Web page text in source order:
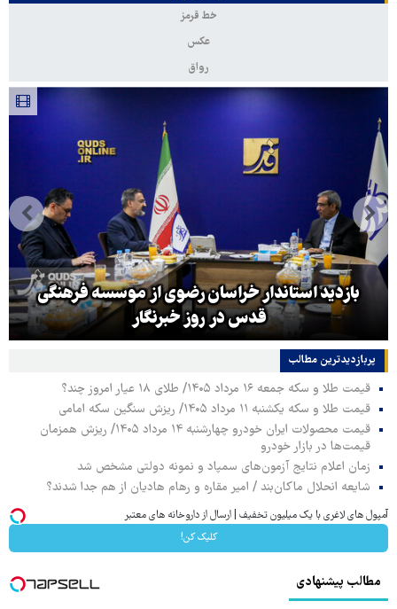
خط قرمز
عکس
رواق
بازدید استاندار خراسان رضوی از موسسه فرهنگی
قدس در روز خبرنگار
پربازدیدترین‌ مطالب
قیمت طلا و سکه جمعه ۱۶ مرداد ۱۴۰۵/ طلای ۱۸ عیار امروز چند؟
قیمت طلا و سکه یکشنبه ۱۱ مرداد ۱۴۰۵/ ریزش سنگین سکه امامی
قیمت محصولات ایران خودرو چهارشنبه ۱۴ مرداد ۱۴۰۵/ ریزش همزمان
قیمت‌ها در بازار خودرو
زمان اعلام نتایج آزمون‌های سمپاد و نمونه دولتی مشخص شد
شایعه انحلال ماکان‌بند / امیر مقاره و رهام هادیان از هم جدا شدند؟
آمپول های لاغری با یک میلیون تخفیف | ارسال از داروخانه های معتبر
کلیک کن!
مطالب پیشنهادی